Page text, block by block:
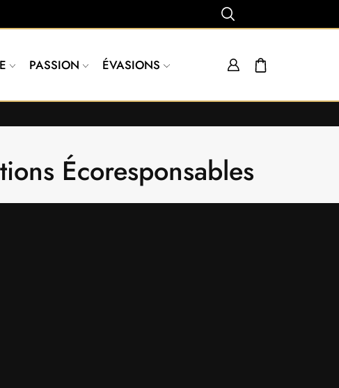
PASSION ÉVASIONS
Écoresponsables